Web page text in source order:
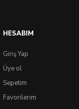
HESABIM
Giriş Yap
Üye ol
Sepetim
Favorilerim